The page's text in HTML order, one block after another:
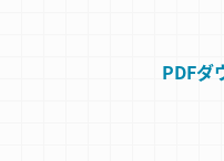
PDFダ